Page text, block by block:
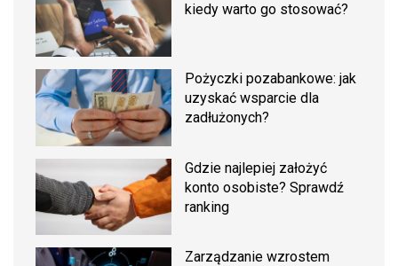
kiedy warto go stosować?
Pożyczki pozabankowe: jak
uzyskać wsparcie dla
zadłużonych?
Gdzie najlepiej założyć
konto osobiste? Sprawdź
ranking
Zarządzanie wzrostem